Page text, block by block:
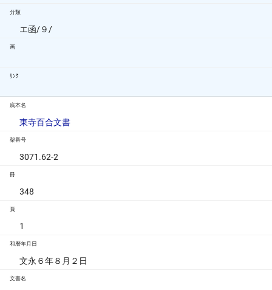
分類
エ函/９/
画
ﾘﾝｸ
底本名
東寺百合文書
架番号
3071.62-2
冊
348
頁
1
和暦年月日
文永６年８月２日
文書名